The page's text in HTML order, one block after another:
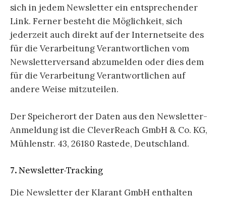
sich in jedem Newsletter ein entsprechender
Link. Ferner besteht die Möglichkeit, sich
jederzeit auch direkt auf der Internetseite des
für die Verarbeitung Verantwortlichen vom
Newsletterversand abzumelden oder dies dem
für die Verarbeitung Verantwortlichen auf
andere Weise mitzuteilen.
Der Speicherort der Daten aus den Newsletter-
Anmeldung ist die CleverReach GmbH & Co. KG,
Mühlenstr. 43, 26180 Rastede, Deutschland.
7. Newsletter-Tracking
Die Newsletter der Klarant GmbH enthalten